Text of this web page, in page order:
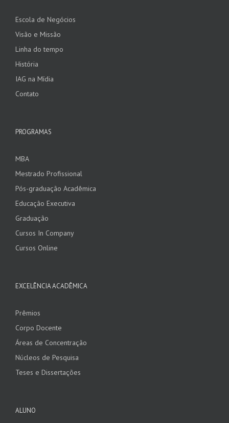
Escola de Negócios
Visão e Missão
Linha do tempo
História
IAG na Mídia
Contato
PROGRAMAS
MBA
Mestrado Profissional
Pós-graduação Acadêmica
Educação Executiva
Graduação
Cursos In Company
Cursos Online
EXCELÊNCIA ACADÊMICA
Prêmios
Corpo Docente
Áreas de Concentração
Núcleos de Pesquisa
Teses e Dissertações
ALUNO